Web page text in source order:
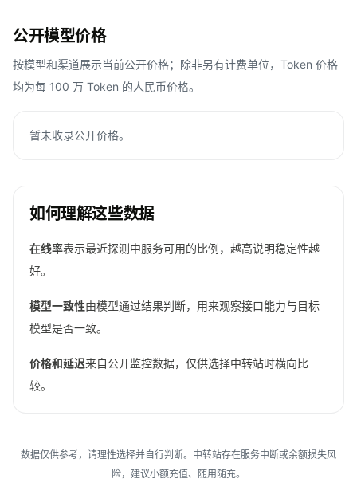
公开模型价格
按模型和渠道展示当前公开价格；除非另有计费单位，Token 价格
均为每 100 万 Token 的人民币价格。
暂未收录公开价格。
如何理解这些数据
在线率表示最近探测中服务可用的比例，越高说明稳定性越
好。
模型一致性由模型通过结果判断，用来观察接口能力与目标
模型是否一致。
价格和延迟来自公开监控数据，仅供选择中转站时横向比
较。
数据仅供参考，请理性选择并自行判断。中转站存在服务中断或余额损失风
险，建议小额充值、随用随充。